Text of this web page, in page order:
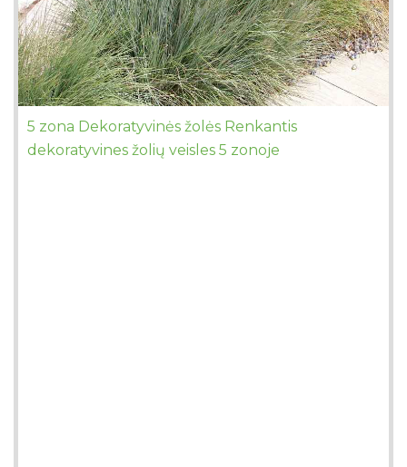
5 zona Dekoratyvinės žolės Renkantis
dekoratyvines žolių veisles 5 zonoje